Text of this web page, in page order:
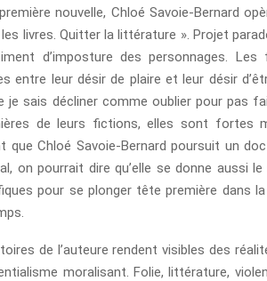
nouvelle, Chloé Savoie-Bernard
livres. Quitter la littérature ». Projet
d’imposture des personnages.
entre leur désir de plaire et leur désir
je sais décliner comme oublier pour pas
de leurs fictions, elles sont fortes
que Chloé Savoie-Bernard poursuit un
on pourrait dire qu’elle se donne aussi
pour se plonger tête première dans
de l’auteure rendent visibles des
moralisant. Folie, littérature,